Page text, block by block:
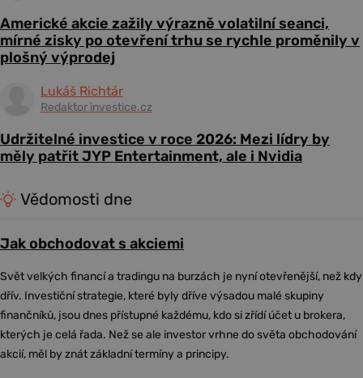
Americké akcie zažily výrazně volatilní seanci,
mírné zisky po otevření trhu se rychle proměnily v
plošný výprodej
Lukáš Richtár
Redaktor investice.cz
Udržitelné investice v roce 2026: Mezi lídry by
měly patřit JYP Entertainment, ale i Nvidia
Vědomosti dne
Jak obchodovat s akciemi
Svět velkých financí a tradingu na burzách je nyní otevřenější, než kdy
dřív. Investiční strategie, které byly dříve výsadou malé skupiny
finančníků, jsou dnes přístupné každému, kdo si zřídí účet u brokera,
kterých je celá řada. Než se ale investor vrhne do světa obchodování
akcií, měl by znát základní termíny a principy.